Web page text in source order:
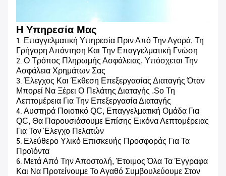
Η Υπηρεσία Μας
1. Επαγγελματική Υπηρεσία Πριν Από Την Αγορά, Τη
Γρήγορη Απάντηση Και Την Επαγγελματική Γνώση
2. Ο Τρόπος Πληρωμής Ασφάλειας, Υπόσχεται Την
Ασφάλεια Χρημάτων Σας
3. Έλεγχος Και Έκθεση Επεξεργασίας Διαταγής Όταν
Μπορεί Να Ξέρει Ο Πελάτης Διαταγής .so Τη
Λεπτομέρεια Για Την Επεξεργασία Διαταγής
4. Αυστηρά Ποιοτικό QC, Επαγγελματική Ομάδα Για
QC, Θα Παρουσιάσουμε Επίσης Εικόνα Λεπτομέρειας
Για Τον Έλεγχο Πελατών
5. Ελεύθερο Υλικό Επισκευής Προσφοράς Για Τα
Προϊόντα
6. Μετά Από Την Αποστολή, Έτοιμος Όλα Τα Έγγραφα
Και Να Προτείνουμε Το Αγαθό Συμβουλεύουμε Στον